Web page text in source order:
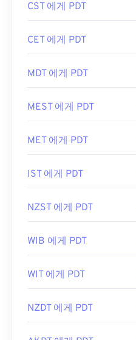
CST 에게 PDT
CET 에게 PDT
MDT 에게 PDT
MEST 에게 PDT
MET 에게 PDT
IST 에게 PDT
NZST 에게 PDT
WIB 에게 PDT
WIT 에게 PDT
NZDT 에게 PDT